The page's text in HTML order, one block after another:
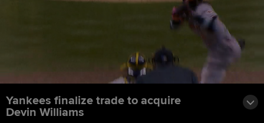
Yankees finalize trade to acquire
Devin Williams